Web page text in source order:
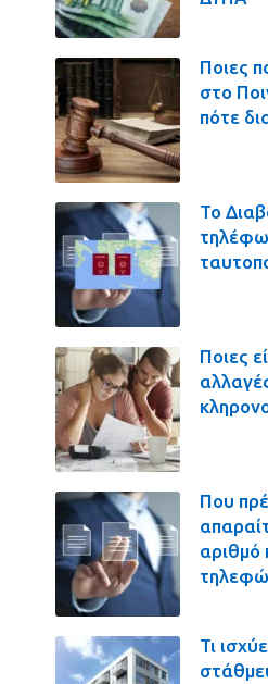
Ποιες
στο
πότε
Το
Ποιες
Που
αριθμό
Τι